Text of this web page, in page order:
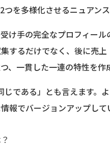
を多様化させるニュアンス
け手の完全なプロフィー
するだけでなく、後に売
一貫した一連の特性を作
である」とも言えます。
でバージョンアップして